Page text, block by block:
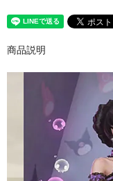
商品説明